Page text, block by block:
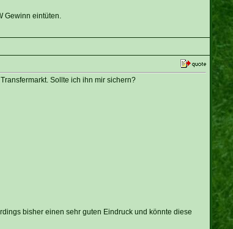
Gewinn eintüten.
Sollte ich ihn mir sichern?
bisher einen sehr guten Eindruck und könnte diese